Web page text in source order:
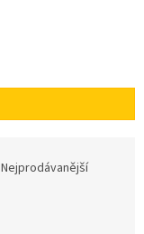
Nejprodávanější